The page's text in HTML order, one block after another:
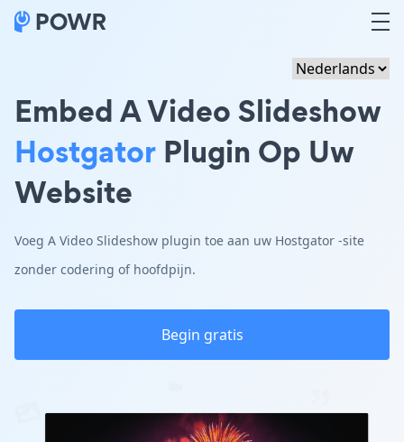
Embed A Video Slideshow
Hostgator Plugin Op Uw
Website
Voeg A Video Slideshow plugin toe aan uw Hostgator -site
zonder codering of hoofdpijn.
Begin gratis